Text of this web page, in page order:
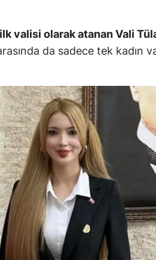
valisi olarak atanan Vali
da sadece tek kadın